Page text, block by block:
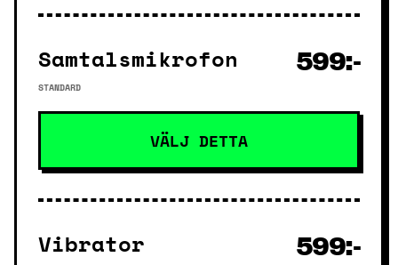
Samtalsmikrofon
STANDARD
599:-
VÄLJ DETTA
Vibrator 599:-